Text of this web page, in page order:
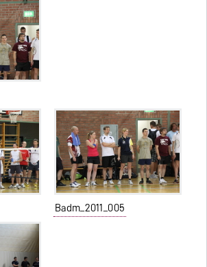
Badm_2011_005